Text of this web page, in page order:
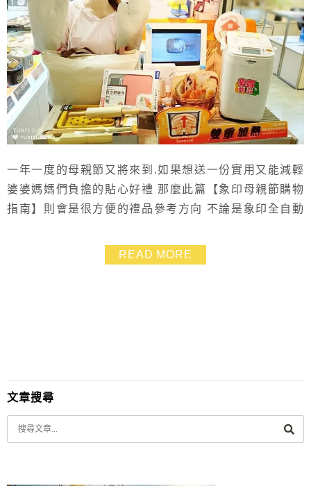
一年一度的母親節又將來到.如果想送一份實用又能減輕
婆婆媽媽們負擔的貼心好禮 那麼此篇【象印母親節購物
指南】則會是很方便的禮品參考方向 不論是象印全自動
水瓶或是電子鍋 現在都有優惠價格.就算不是送人.買給自
己用也得趁現在！ 像我一直想要敗入的象印全自動製麵
READ MORE
文章搜尋